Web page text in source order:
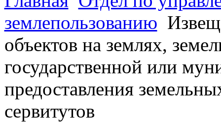
землепользованию
объектов на землях,
государственной или
предоставления
сервитутов